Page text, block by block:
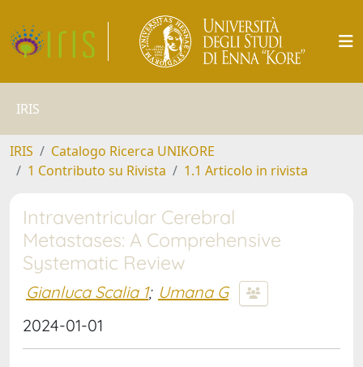
IRIS
IRIS
Catalogo Ricerca UNIKORE
1 Contributo su Rivista
1.1 Articolo in rivista
Intraventricular Cerebral
Metastases: A Comprehensive
Systematic Review
Gianluca Scalia 1; Umana G
2024-01-01